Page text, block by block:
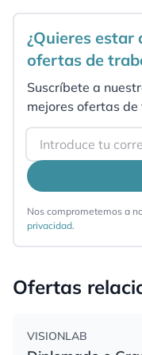
¿Quieres estar
ofertas de
Suscríbete a
mejores ofertas
Email
Nos comprometemos a
privacidad.
Ofertas
VISIONLAB